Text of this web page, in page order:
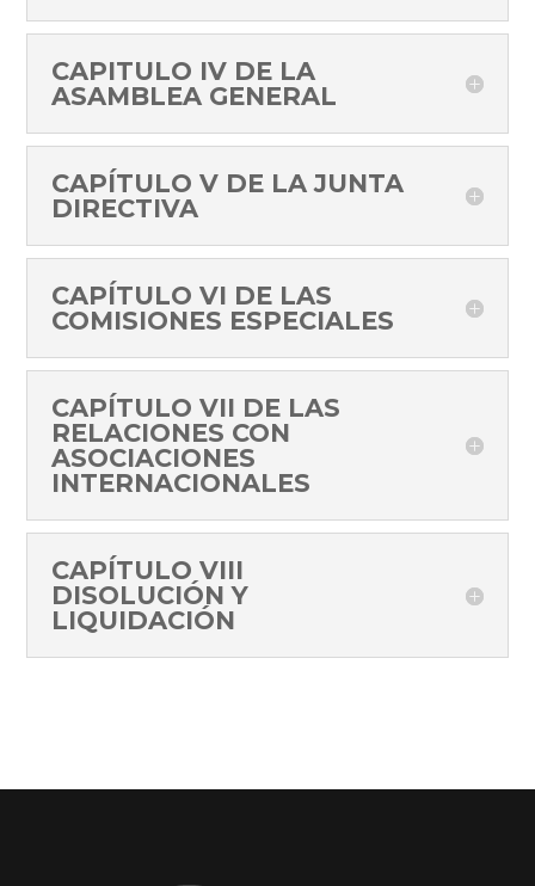
CAPITULO IV DE LA
ASAMBLEA GENERAL
CAPÍTULO V DE LA JUNTA
DIRECTIVA
CAPÍTULO VI DE LAS
COMISIONES ESPECIALES
CAPÍTULO VII DE LAS
RELACIONES CON
ASOCIACIONES
INTERNACIONALES
CAPÍTULO VIII
DISOLUCIÓN Y
LIQUIDACIÓN